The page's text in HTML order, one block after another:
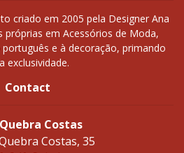
criado em 2005 pela Designer Ana
próprias em Acessórios de Moda,
e à decoração, primando
exclusividade.
Contact
Costas
Costas, 35